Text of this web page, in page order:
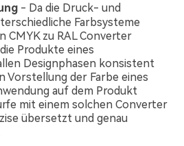
- Da die Druck- und
Farbsysteme
CMYK zu RAL Converter
Produkte eines
Designphasen konsistent
Vorstellung der Farbe eines
auf dem Produkt
mit einem solchen Converter
übersetzt und genau